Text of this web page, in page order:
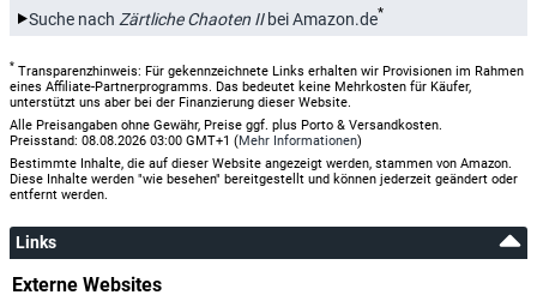
Suche nach Zärtliche Chaoten IIbei Amazon.de*
* Transparenzhinweis: Für gekennzeichnete Links erhalten wir Provisionen im Rahmen
eines Affiliate-Partnerprogramms. Das bedeutet keine Mehrkosten für Käufer,
unterstützt uns aber bei der Finanzierung dieser Website.
Alle Preisangaben ohne Gewähr, Preise ggf. plus Porto & Versandkosten.
Preisstand: 08.08.2026 03:00 GMT+1 (Mehr Informationen)
Bestimmte Inhalte, die auf dieser Website angezeigt werden, stammen von Amazon.
Diese Inhalte werden "wie besehen" bereitgestellt und können jederzeit geändert oder
entfernt werden.
Links
Externe Websites